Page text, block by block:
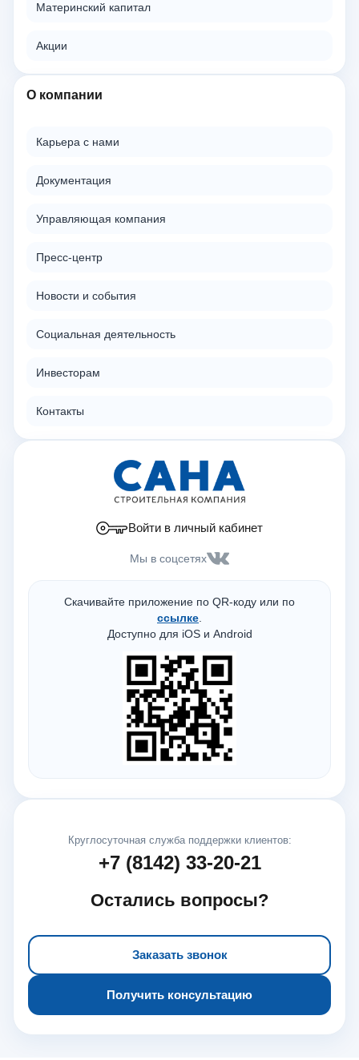
Войти в личный кабинет
Мы в соцсетях
Скачивайте приложение по QR-коду или по
ссылке
Доступно для iOS и Android
Материнский капитал
Акции
О компании
Карьера с нами
Документация
Управляющая компания
Пресс-центр
Новости и события
Социальная деятельность
Инвесторам
Контакты
Заказать звонок
Круглосуточная служба поддержки клиентов:
+7 (8142) 33-20-21
Остались вопросы?
Получить консультацию